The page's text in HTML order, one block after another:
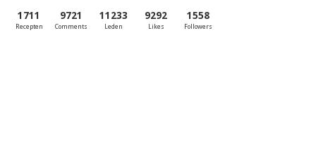
1711
Recepten
9721
Comments
11233
Leden
9292
Likes
1558
Followers